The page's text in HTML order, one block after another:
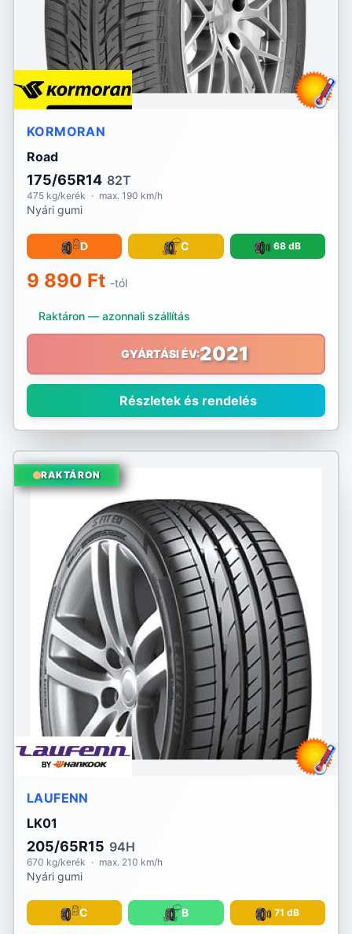
RoadX
Rotalla
Royal Black
Sailun
Sebring
Security
Semperit
Sumitomo
Tourador
Toyo
Tracmax
Triangle
Tristar
Uniroyal
Viking
Voyager
Vredestein
Yokohama
KORMORAN
Road
175/65R14 82T
475 kg/kerék · max. 190 km/h
Nyári gumi
D C 68 dB
9 890 Ft -tól
Raktáron — azonnali szállítás
GYÁRTÁSI ÉV:2021
Részletek és rendelés
RAKTÁRON
LAUFENN
LK01
205/65R15 94H
670 kg/kerék · max. 210 km/h
Nyári gumi
C B 71 dB